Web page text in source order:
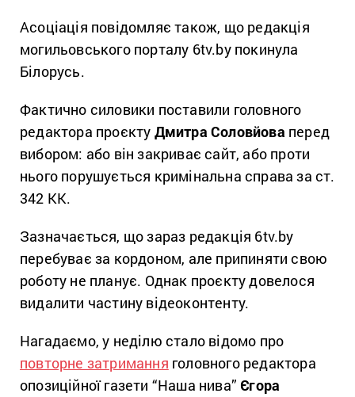
Асоціація повідомляє також, що редакція
могильовського порталу 6tv.by покинула
Білорусь.
Фактично силовики поставили головного
редактора проєкту Дмитра Соловйова перед
вибором: або він закриває сайт, або проти
нього порушується кримінальна справа за ст.
342 КК.
Зазначається, що зараз редакція 6tv.by
перебуває за кордоном, але припиняти свою
роботу не планує. Однак проєкту довелося
видалити частину відеоконтенту.
Нагадаємо, у неділю стало відомо про
повторне затримання головного редактора
опозиційної газети “Наша нива” Єгора